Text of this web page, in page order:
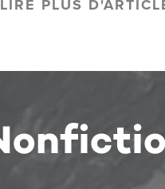
LIRE PLUS